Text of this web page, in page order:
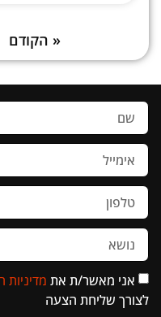
« הקודם
אני מאשר/ת את מדיניות
לצורך שליחת הצעה